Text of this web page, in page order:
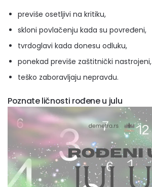
previše osetljivi na kritiku,
skloni povlačenju kada su povređeni,
tvrdoglavi kada donesu odluku,
ponekad previše zaštitnički nastrojeni,
teško zaboravljaju nepravdu.
Poznate ličnosti rođene u julu